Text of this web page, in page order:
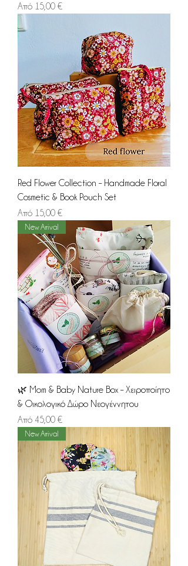
Από 15,00 €
Τιμή Έκπτωσης
Red Flower Collection – Handmade Floral
Cosmetic & Book Pouch Set
Από 15,00 €
Τιμή Έκπτωσης
New Arrival
🌿 Mom & Baby Nature Box – Χειροποίητο
& Οικολογικό Δώρο Νεογέννητου
Από 45,00 €
Τιμή Έκπτωσης
New Arrival